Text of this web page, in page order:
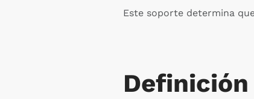
Este soporte determina
Definición